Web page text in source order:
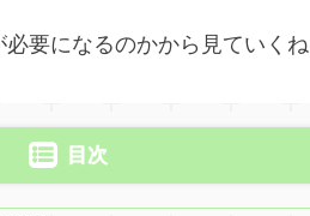
要になるのかから見ていくね
目次